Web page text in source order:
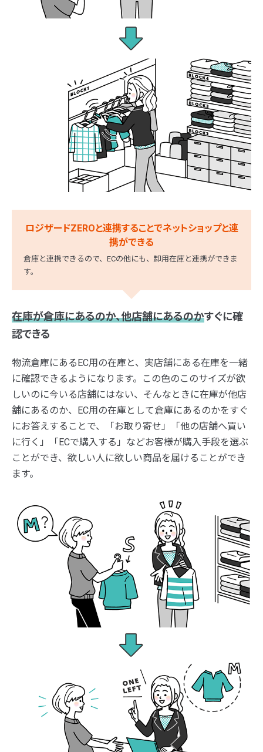
ロジザードZEROと連携することでネットショップと連
携ができる
倉庫と連携できるので、ECの他にも、卸用在庫と連携ができま
す。
在庫が倉庫にあるのか、他店舗にあるのかすぐに確
認できる
物流倉庫にあるEC用の在庫と、実店舗にある在庫を一緒
に確認できるようになります。この色のこのサイズが欲
しいのに今いる店舗にはない、そんなときに在庫が他店
舗にあるのか、EC用の在庫として倉庫にあるのかをすぐ
にお答えすることで、「お取り寄せ」「他の店舗へ買い
に行く」「ECで購入する」などお客様が購入手段を選ぶ
ことができ、欲しい人に欲しい商品を届けることができ
ます。